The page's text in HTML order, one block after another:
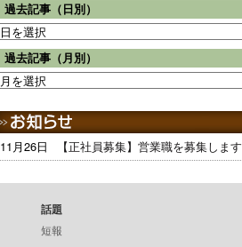
過去記事（日別）
過去記事（月別）
11月26日 【正社員募集】営業職を募集します
話題
短報